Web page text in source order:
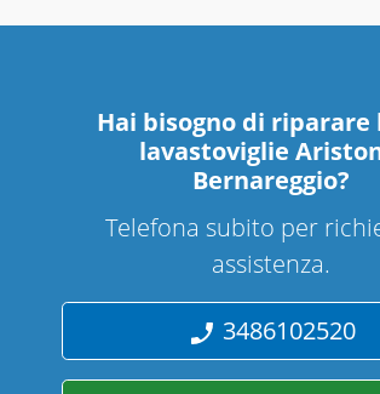
Hai bisogno di riparare
lavastoviglie
Bernareggio?
Telefona subito per
assistenza.
3486102520